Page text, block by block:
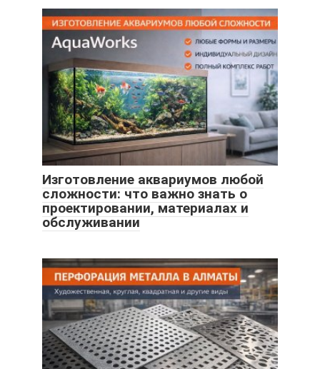
Изготовление аквариумов любой
сложности: что важно знать о
проектировании, материалах и
обслуживании